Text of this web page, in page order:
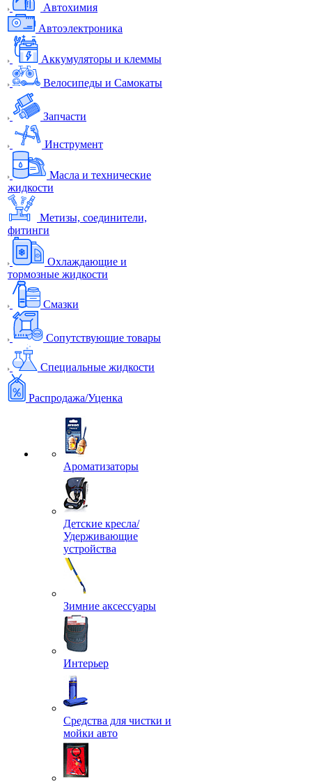
Автохимия
Автоэлектроника
Аккумуляторы и клеммы
Велосипеды и Самокаты
Запчасти
Инструмент
Масла и технические
жидкости
Метизы, соединители,
фитинги
Охлаждающие и
тормозные жидкости
Смазки
Сопутствующие товары
Специальные жидкости
Распродажа/Уценка
Ароматизаторы
Детские кресла/
Удерживающие
устройства
Зимние аксессуары
Интерьер
Средства для чистки и
мойки авто